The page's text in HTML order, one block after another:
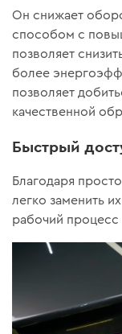
Он снижает
способом с
позволяет
более
позволяет
качественной
Быстрый
Благодаря
легко заменить
рабочий процесс